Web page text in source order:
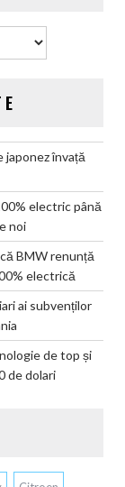
japonez învață
electric până
noi
BMW renunță
electrică
ai subvenților
de top și
de dolari